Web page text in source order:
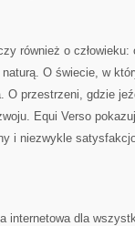
również o
O świecie, w
O przestrzeni, gdzie
Equi Verso
i niezwykle
internetowa dla